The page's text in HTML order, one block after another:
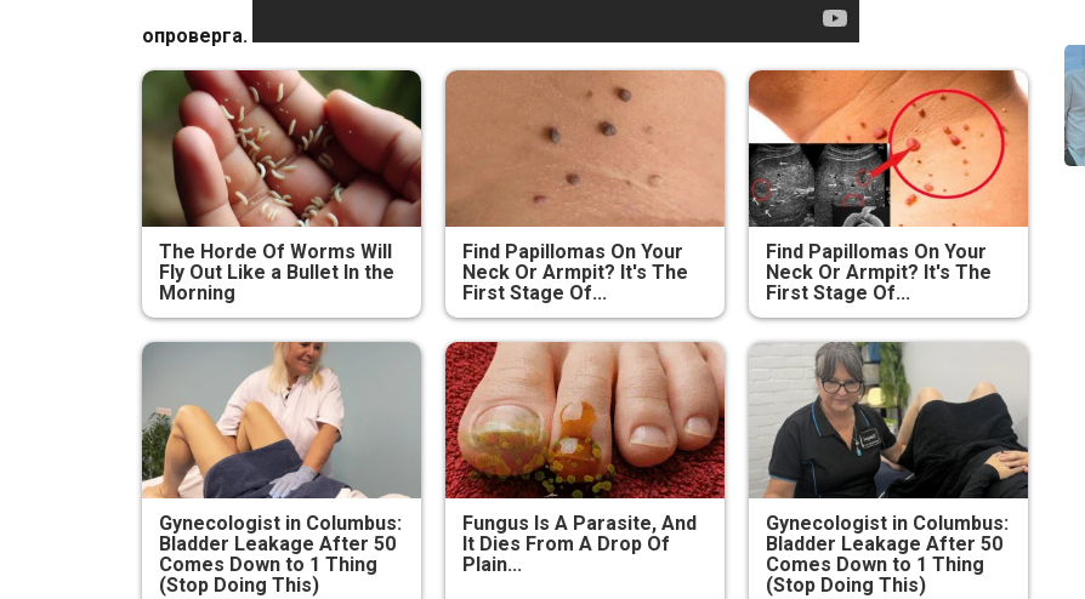
опроверга.
The Horde Of Worms Will
Fly Out Like a Bullet In the
Morning
Find Papillomas On Your
Neck Or Armpit? It's The
First Stage Of...
Find Papillomas On Your
Neck Or Armpit? It's The
First Stage Of...
Gynecologist in Columbus:
Bladder Leakage After 50
Comes Down to 1 Thing
(Stop Doing This)
Fungus Is A Parasite, And
It Dies From A Drop Of
Plain...
Gynecologist in Columbus:
Bladder Leakage After 50
Comes Down to 1 Thing
(Stop Doing This)